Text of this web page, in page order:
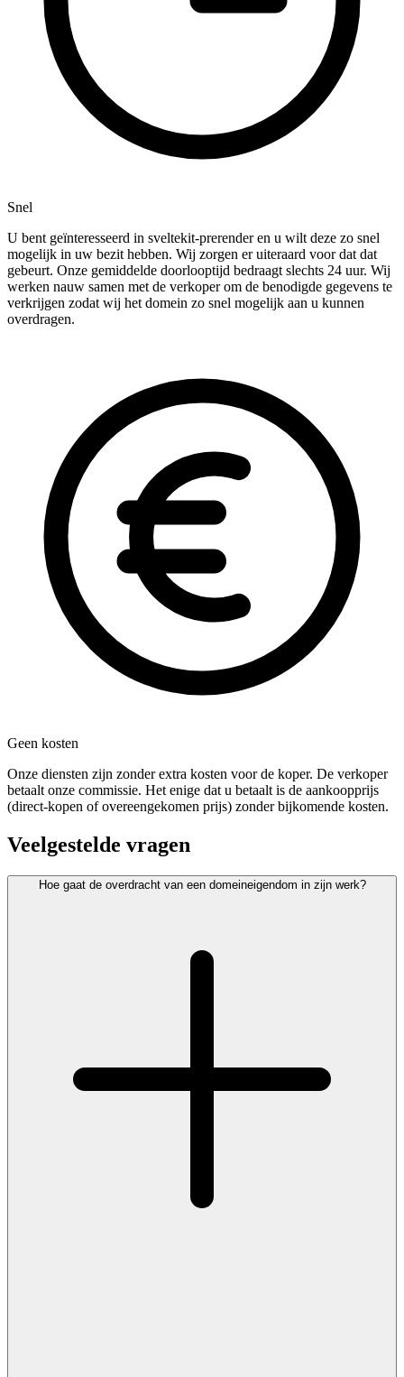
Snel
U bent geïnteresseerd in sveltekit-prerender en u wilt deze zo snel
mogelijk in uw bezit hebben. Wij zorgen er uiteraard voor dat dat
gebeurt. Onze gemiddelde doorlooptijd bedraagt slechts 24 uur. Wij
werken nauw samen met de verkoper om de benodigde gegevens te
verkrijgen zodat wij het domein zo snel mogelijk aan u kunnen
overdragen.
Geen kosten
Onze diensten zijn zonder extra kosten voor de koper. De verkoper
betaalt onze commissie. Het enige dat u betaalt is de aankoopprijs
(direct-kopen of overeengekomen prijs) zonder bijkomende kosten.
Veelgestelde vragen
Hoe gaat de overdracht van een domeineigendom in zijn werk?